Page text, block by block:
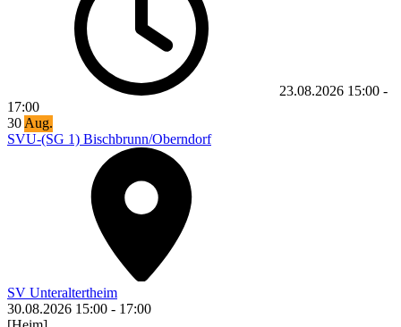
23.08.2026 15:00 -
17:00
30Aug.
SVU-(SG 1) Bischbrunn/Oberndorf
SV Unteraltertheim
30.08.2026 15:00 - 17:00